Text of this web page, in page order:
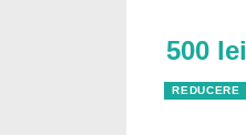
500 lei
REDUCERE